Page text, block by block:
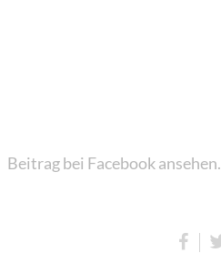
Beitrag bei Facebook ansehen.